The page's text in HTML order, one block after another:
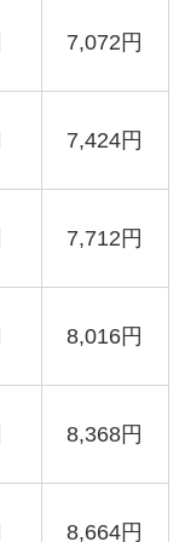
7,072円
7,424円
7,712円
8,016円
8,368円
8,664円